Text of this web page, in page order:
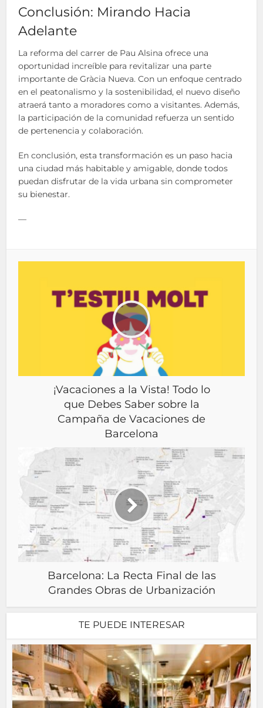
Conclusión: Mirando Hacia
Adelante
La reforma del carrer de Pau Alsina ofrece una
oportunidad increíble para revitalizar una parte
importante de Gràcia Nueva. Con un enfoque centrado
en el peatonalismo y la sostenibilidad, el nuevo diseño
atraerá tanto a moradores como a visitantes. Además,
la participación de la comunidad refuerza un sentido
de pertenencia y colaboración.
En conclusión, esta transformación es un paso hacia
una ciudad más habitable y amigable, donde todos
puedan disfrutar de la vida urbana sin comprometer
su bienestar.
—
¡Vacaciones a la Vista! Todo lo
que Debes Saber sobre la
Campaña de Vacaciones de
Barcelona
Barcelona: La Recta Final de las
Grandes Obras de Urbanización
TE PUEDE INTERESAR